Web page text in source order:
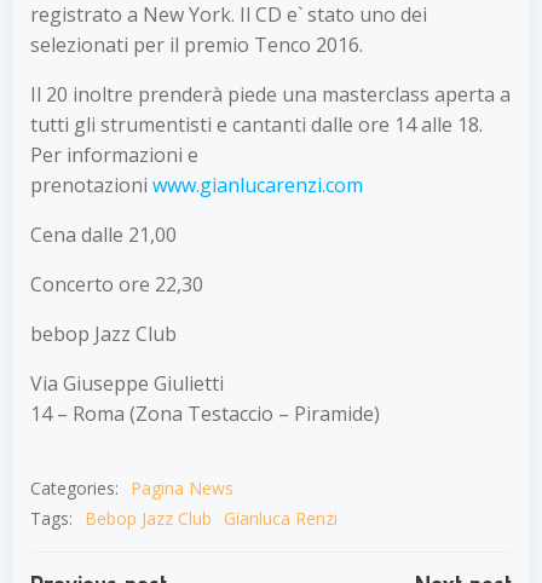
registrato a New York. Il CD e` stato uno dei
selezionati per il premio Tenco 2016.
Il 20 inoltre prenderà piede una masterclass aperta a
tutti gli strumentisti e cantanti dalle ore 14 alle 18.
Per informazioni e
prenotazioni www.gianlucarenzi.com
Cena dalle 21,00
Concerto ore 22,30
bebop Jazz Club
Via Giuseppe Giulietti
14 – Roma (Zona Testaccio – Piramide)
Categories:
Pagina News
Tags:
Bebop Jazz Club Gianluca Renzi